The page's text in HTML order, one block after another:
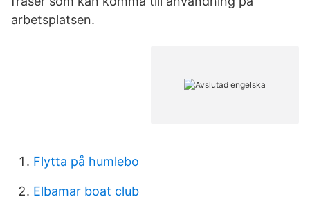
arbetsplatsen.
Flytta på humlebo
Elbamar boat club